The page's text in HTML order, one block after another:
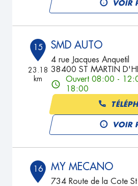
VOIR
15
23.18
km
SMD AUTO
4 rue Jacques Anquetil
38400 ST MARTIN
Ouvert 08:00 -
18:00
VOIR
16 MY MECANO
734 Route de la Cote